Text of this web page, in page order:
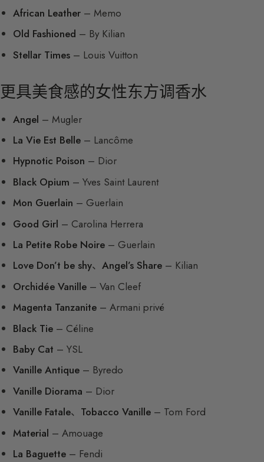
African Leather – Memo
Old Fashioned – By Kilian
Stellar Times – Louis Vuitton
更具美食感的女性东方调香水
Angel – Mugler
La Vie Est Belle – Lancôme
Hypnotic Poison – Dior
Black Opium – Yves Saint Laurent
Mon Guerlain – Guerlain
Good Girl – Carolina Herrera
La Petite Robe Noire – Guerlain
Love Don’t be shy、Angel’s Share – Kilian
Orchidée Vanille – Van Cleef
Magenta Tanzanite – Armani privé
Black Tie – Céline
Baby Cat – YSL
Vanille Antique – Byredo
Vanille Diorama – Dior
Vanille Fatale、 Tobacco Vanille – Tom Ford
Material – Amouage
La Baguette – Fendi